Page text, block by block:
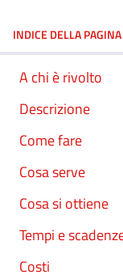
INDICE DELLA PAGINA
A chi è rivolto
Descrizione
Come fare
Cosa serve
Cosa si ottiene
Tempi e
Costi